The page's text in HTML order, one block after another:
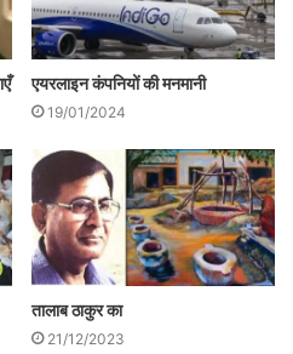
हो सकती है।
एयरलाइन कंपनियों की मनमानी
19/01/2024
तालाब ठाकुर का
21/12/2023